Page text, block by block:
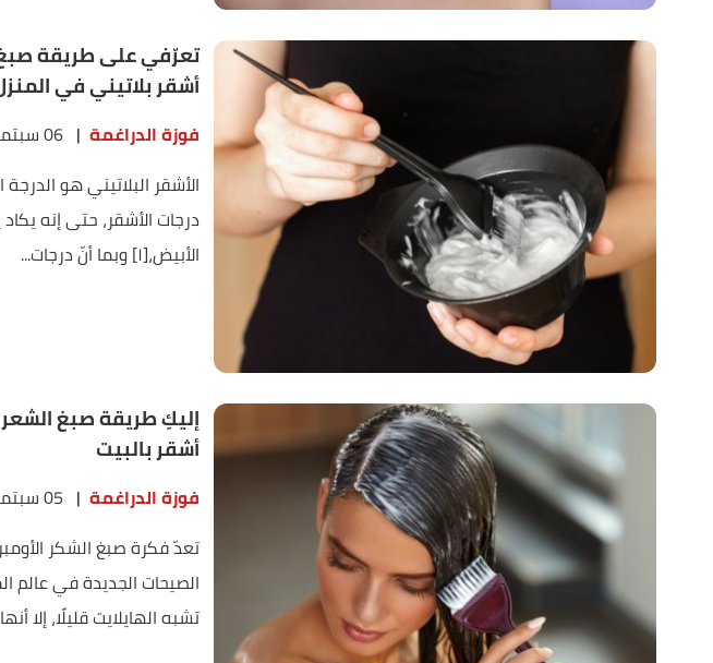
تعرّفي على طريقة
أشقر بلاتيني في
فوزة الدراغمة | 06 سبتمبر 2022
الأشقر البلاتيني هو
درجات الأشقر، حتى إنه
الأبيض،[١] وبما أنّ درجات...
إليكِ طريقة صبغ
أشقر بالبيت
فوزة الدراغمة | 05 سبتمبر 2022
تعدّ فكرة صبغ الشكر
الصيحات الجديدة في
تشبه الهايلايت قليلًا، إلا